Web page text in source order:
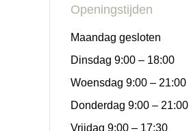
Openingstijden
Maandag gesloten
Dinsdag 9:00 – 18:00
Woensdag 9:00 – 21:00
Donderdag 9:00 – 21:00
Vrijdag 9:00 – 17:30